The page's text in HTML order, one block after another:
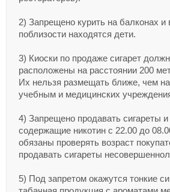
антитабачного закона, а
замечания полицейских.
Согласно Докладу о состоянии в
Республике Молдова 51% мужчин и
2) Запрещено курить на балконах
поблизости находятся дети.
3) Киоски по продаже сигарет
расположены на расстоянии 200
Их нельзя размещать ближе, чем
учебным и медицинских
4) Запрещено продавать сигареты
содержащие никотин с 22.00 до
обязаны проверять возраст
продавать сигареты
5) Под запретом окажутся тонкие